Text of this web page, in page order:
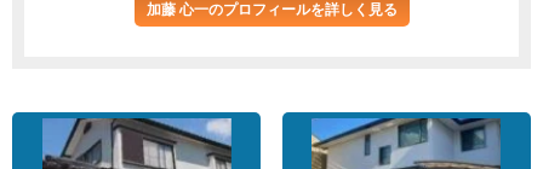
加藤 心一のプロフィールを詳しく見る